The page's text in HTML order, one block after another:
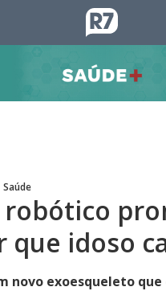
Saúde
robótico
que idoso
novo exoesqueleto